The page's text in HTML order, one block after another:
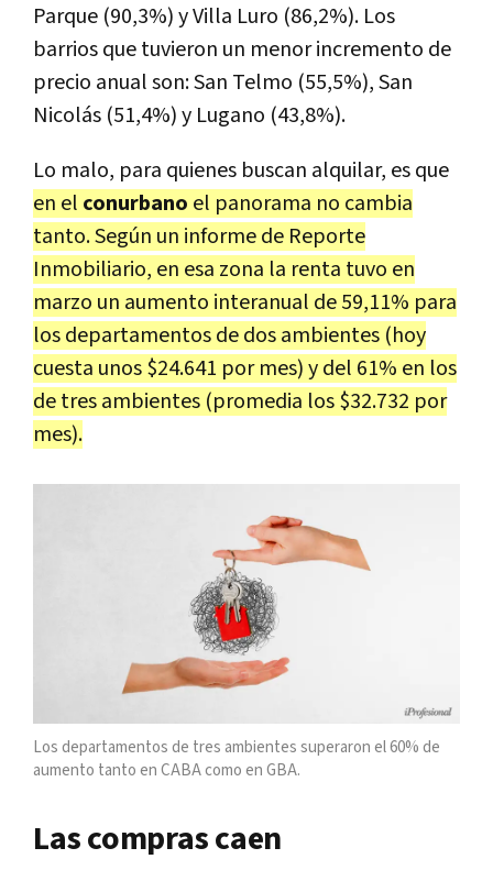
Parque (90,3%) y Villa Luro (86,2%). Los
barrios que tuvieron un menor incremento de
precio anual son: San Telmo (55,5%), San
Nicolás (51,4%) y Lugano (43,8%).
Lo malo, para quienes buscan alquilar, es que
en el conurbano el panorama no cambia
tanto. Según un informe de Reporte
Inmobiliario, en esa zona la renta tuvo en
marzo un aumento interanual de 59,11% para
los departamentos de dos ambientes (hoy
cuesta unos $24.641 por mes) y del 61% en los
de tres ambientes (promedia los $32.732 por
mes).
Los departamentos de tres ambientes superaron el 60% de
aumento tanto en CABA como en GBA.
Las compras caen